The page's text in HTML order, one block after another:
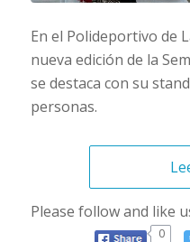
En el Polideportivo de
nueva edición de la
se destaca con su
personas.
Please follow and like
0